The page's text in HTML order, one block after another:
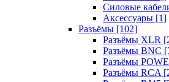
Силовые
Аксессуары [1]
Разъёмы [102]
Разъёмы XLR
Разъёмы BNC
Разъёмы
Разъёмы RCA